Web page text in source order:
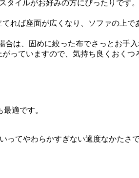
タイルがお好みの方にぴったりで
れば座面が広くなり、ソファの上
合は、固めに絞った布でさっとお手
っていますので、気持ち良くおくつ
適です。
ってやわらかすぎない適度なかたさ